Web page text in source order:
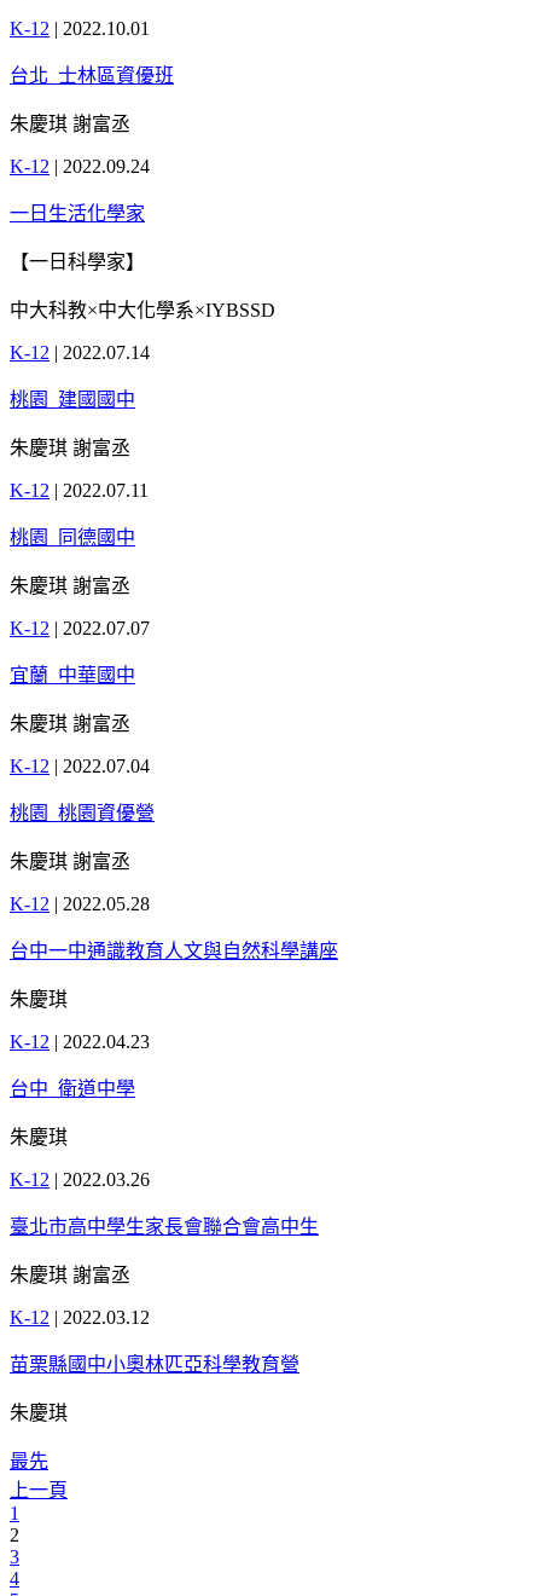
K-12 | 2022.10.01
台北_士林區資優班
朱慶琪 謝富丞
K-12 | 2022.09.24
一日生活化學家
【一日科學家】
中大科教×中大化學系×IYBSSD
K-12 | 2022.07.14
桃園_建國國中
朱慶琪 謝富丞
K-12 | 2022.07.11
桃園_同德國中
朱慶琪 謝富丞
K-12 | 2022.07.07
宜蘭_中華國中
朱慶琪 謝富丞
K-12 | 2022.07.04
桃園_桃園資優營
朱慶琪 謝富丞
K-12 | 2022.05.28
台中一中通識教育人文與自然科學講座
朱慶琪
K-12 | 2022.04.23
台中_衛道中學
朱慶琪
K-12 | 2022.03.26
臺北市高中學生家長會聯合會高中生
朱慶琪 謝富丞
K-12 | 2022.03.12
苗栗縣國中小奧林匹亞科學教育營
朱慶琪
最先
上一頁
1
2
3
4